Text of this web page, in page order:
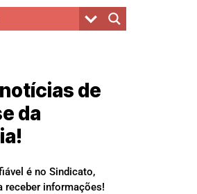
de
da
é no Sindicato,
receber informações!